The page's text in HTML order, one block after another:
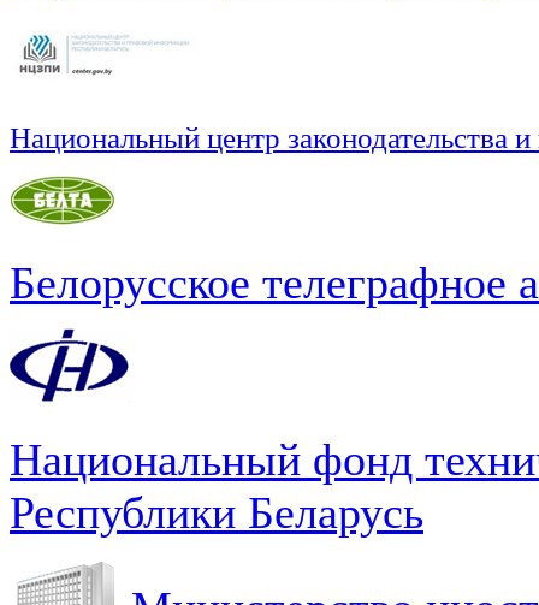
Национальный центр законодательства
Белорусское телеграфное
Национальный фонд
Республики Беларусь